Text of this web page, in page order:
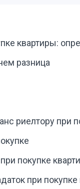
квартиры:
разница
риелтору при
покупке
при покупке